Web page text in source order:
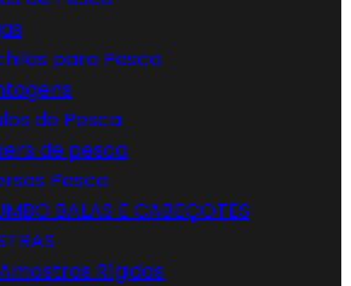
para Pesca
de Pesca
de pesca
Pesca
BALAS E CABEÇOTES
Rígidas